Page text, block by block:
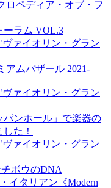
ロペディア・オブ・フ
ーラム VOL.3
ァイオリン・グラン
アムバザール 2021-
ァイオリン・グラン
パンホール」で楽器の
た！
ァイオリン・グラン
ボウのDNA
イタリアン《Modern